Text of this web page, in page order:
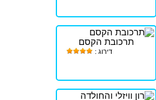
תרכובת הקסם
דירוג :